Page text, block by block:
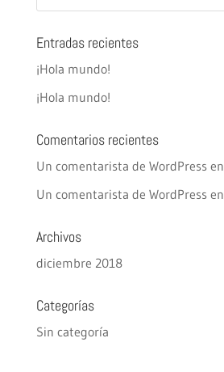
Entradas recientes
¡Hola mundo!
¡Hola mundo!
Comentarios recientes
Un comentarista de WordPressen
Un comentarista de WordPressen
Archivos
diciembre 2018
Categorías
Sin categoría